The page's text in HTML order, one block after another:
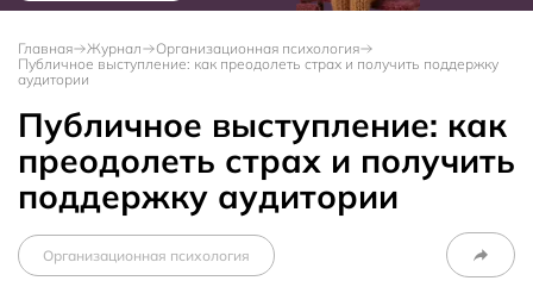
Главная Журнал
Организационная психология
Публичное выступление: как преодолеть страх и получить поддержку
аудитории
Публичное выступление: как
преодолеть страх и получить
поддержку аудитории
Организационная психология